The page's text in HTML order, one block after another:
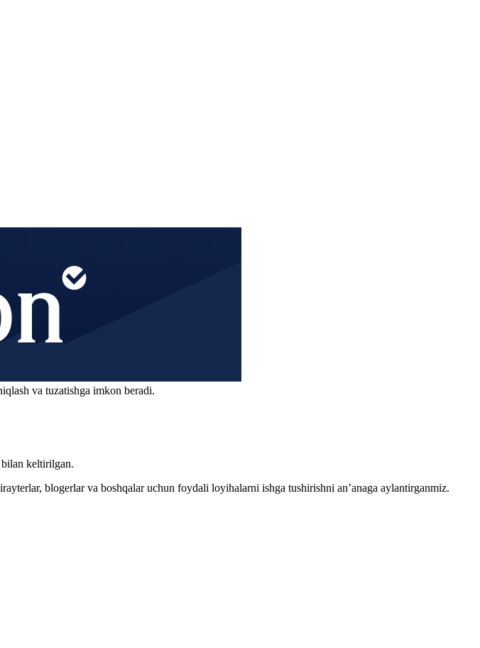
va tuzatishga imkon beradi.
keltirilgan.
blogerlar va boshqalar uchun foydali loyihalarni ishga tushirishni an’anaga aylantirganmiz.